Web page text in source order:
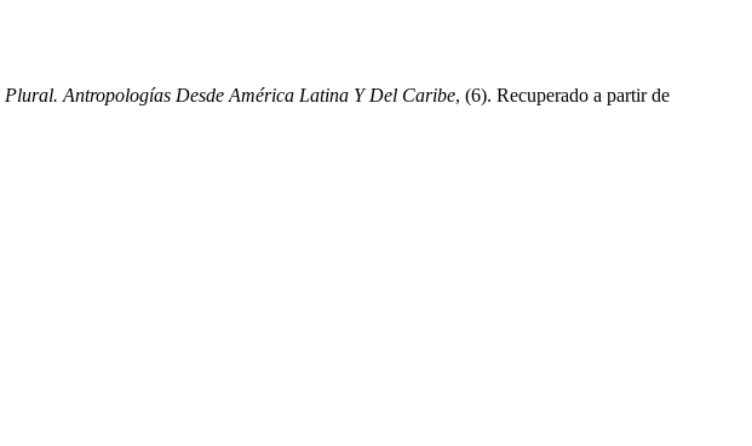
Plural. Antropologías Desde América Latina Y Del Caribe, (6). Recuperado a partir de